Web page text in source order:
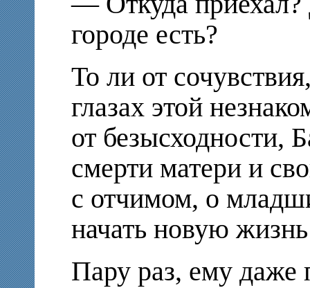
городе есть?
То ли от
глазах этой
от безысходности,
смерти матери и
с отчимом, о
начать новую
Пару раз, ему даже